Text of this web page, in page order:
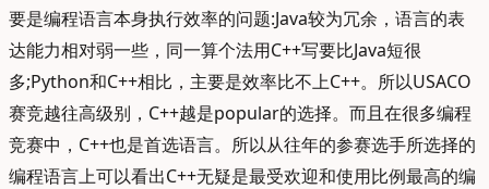
要是编程语言本身执行效率的问题:Java较为冗余，语言的表
达能力相对弱一些，同一算个法用C++写要比Java短很
多;Python和C++相比，主要是效率比不上C++。所以USACO
赛竞越往高级别，C++越是popular的选择。而且在很多编程
竞赛中，C++也是首选语言。所以从往年的参赛选手所选择的
编程语言上可以看出C++无疑是最受欢迎和使用比例最高的编